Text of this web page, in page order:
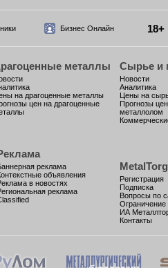
Бизнес Онлайн 18+
металлы
на драгоценные металлы
цен на драгоценные
Сырье и
Новости
Аналитика
Цены на
Прогнозы
металлолом
реклама
объявления
в новостях
реклама
Регистрация
Подписка
Вопросы по
Ограничение
ИА
Контакты